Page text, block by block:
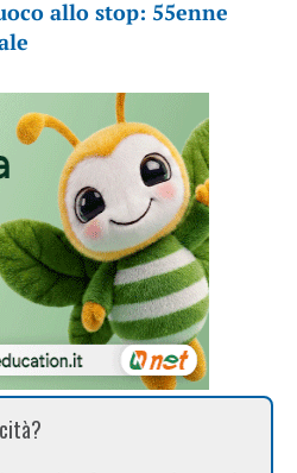
allo stop: 55enne